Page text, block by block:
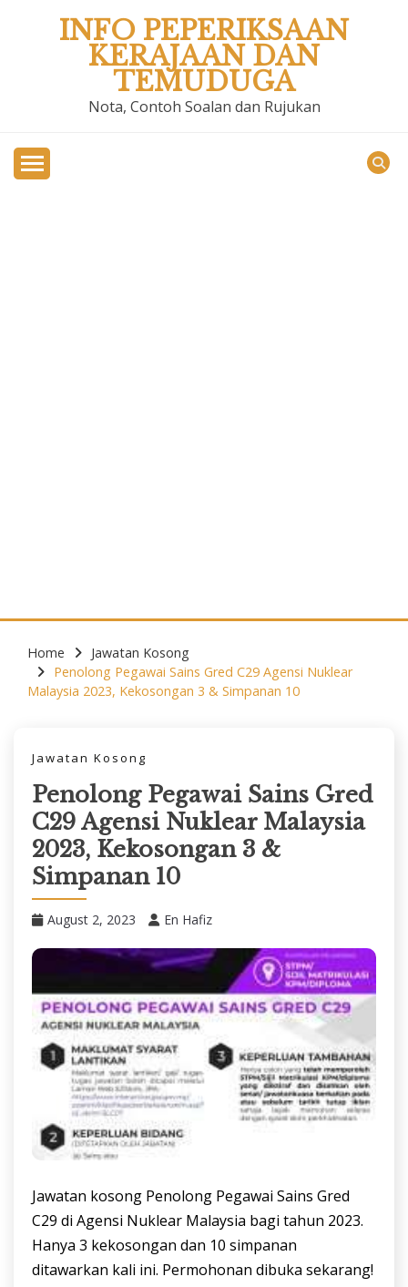
INFO PEPERIKSAAN
KERAJAAN DAN
TEMUDUGA
Nota, Contoh Soalan dan Rujukan
Home
Jawatan Kosong
Penolong Pegawai Sains Gred C29 Agensi Nuklear
Malaysia 2023, Kekosongan 3 & Simpanan 10
Jawatan Kosong
Penolong Pegawai Sains Gred
C29 Agensi Nuklear Malaysia
2023, Kekosongan 3 &
Simpanan 10
August 2, 2023 En Hafiz
Jawatan kosong Penolong Pegawai Sains Gred
C29 di Agensi Nuklear Malaysia bagi tahun 2023.
Hanya 3 kekosongan dan 10 simpanan
ditawarkan kali ini. Permohonan dibuka sekarang!